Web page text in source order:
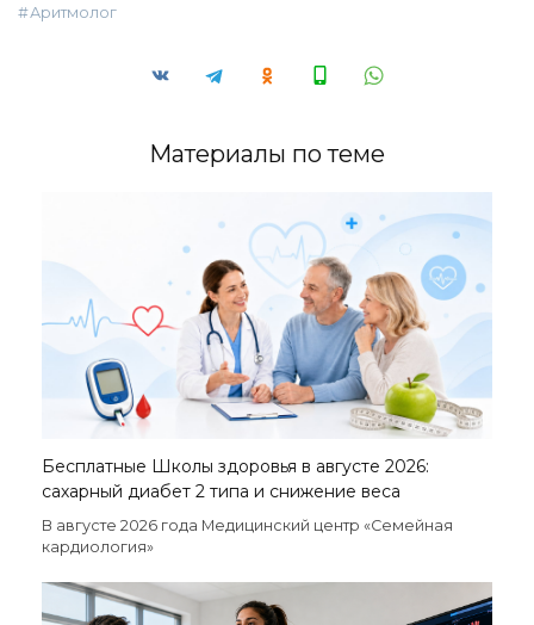
Аритмолог
Материалы по теме
Бесплатные Школы здоровья в августе 2026:
сахарный диабет 2 типа и снижение веса
В августе 2026 года Медицинский центр «Семейная
кардиология»